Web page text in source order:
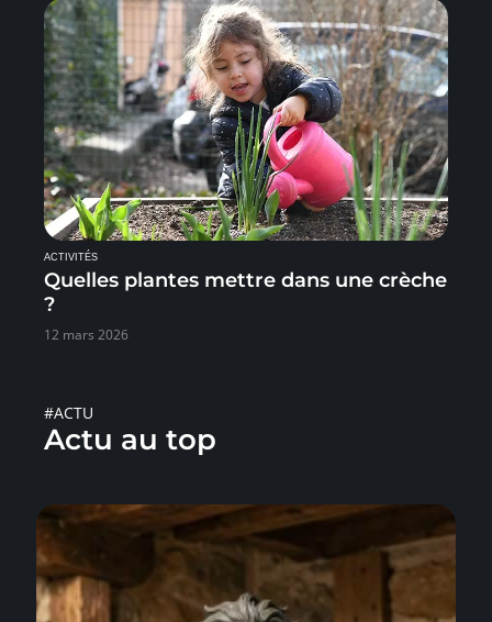
ACTIVITÉS
Quelles plantes mettre dans une crèche
?
12 mars 2026
#ACTU
Actu au top